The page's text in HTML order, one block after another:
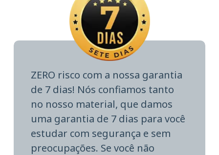
ZERO risco com a nossa garantia
de 7 dias! Nós confiamos tanto
no nosso material, que damos
uma garantia de 7 dias para você
estudar com segurança e sem
preocupações. Se você não